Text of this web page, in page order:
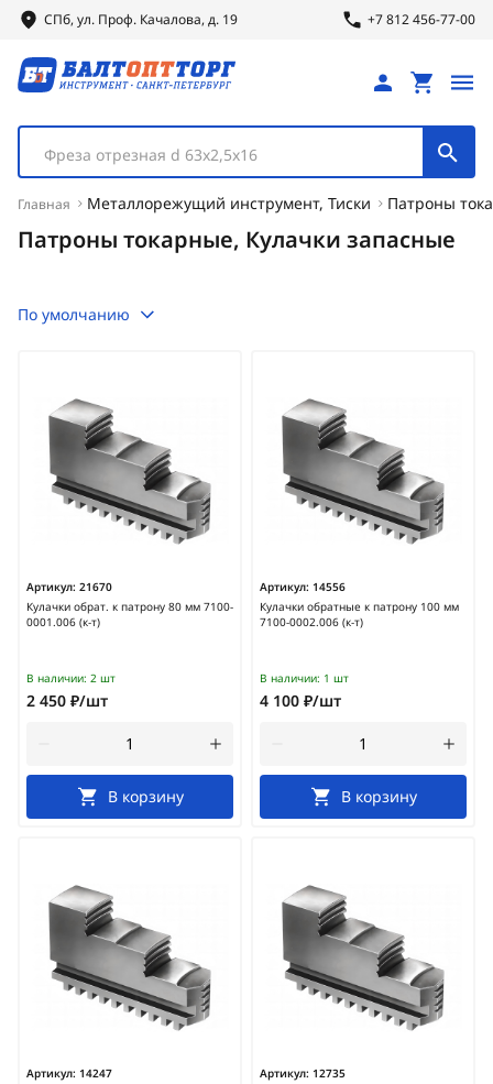
СПб, ул. Проф. Качалова, д. 19 +7 812 456-77-00
Фреза отрезная d 63х2,5х16
Главная Металлорежущий инструмент, Тиски Патроны
Патроны токарные, Кулачки запасные
По умолчанию
Артикул: 21670
Кулачки обрат. к патрону 80 мм 7100-
0001.006 (к-т)
В наличии: 2 шт
2 450 ₽/шт
В корзину
Артикул: 14556
Кулачки обратные к патрону 100 мм
7100-0002.006 (к-т)
В наличии: 1 шт
4 100 ₽/шт
В корзину
Артикул: 14247
Артикул: 12735